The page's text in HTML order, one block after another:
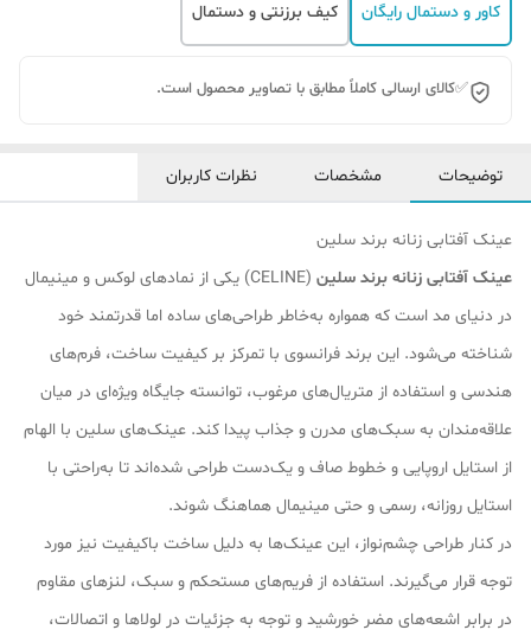
کاور و دستمال رایگان کیف برزنتی و دستمال
✅کالای ارسالی کاملاً مطابق با تصاویر محصول است.
توضیحات مشخصات نظرات کاربران
عینک آفتابی زنانه برند سلین
عینک آفتابی زنانه برند سلین
(CELINE) یکی از نمادهای لوکس و مینیمال
در دنیای مد است که همواره به‌خاطر طراحی‌های ساده اما قدرتمند خود
شناخته می‌شود. این برند فرانسوی با تمرکز بر کیفیت ساخت، فرم‌های
هندسی و استفاده از متریال‌های مرغوب، توانسته جایگاه ویژه‌ای در میان
علاقه‌مندان به سبک‌های مدرن و جذاب پیدا کند. عینک‌های سلین با الهام
از استایل اروپایی و خطوط صاف و یک‌دست طراحی شده‌اند تا به‌راحتی با
استایل روزانه، رسمی و حتی مینیمال هماهنگ شوند.
در کنار طراحی چشم‌نواز، این عینک‌ها به دلیل ساخت باکیفیت نیز مورد
توجه قرار می‌گیرند. استفاده از فریم‌های مستحکم و سبک، لنزهای مقاوم
در برابر اشعه‌های مضر خورشید و توجه به جزئیات در لولاها و اتصالات،